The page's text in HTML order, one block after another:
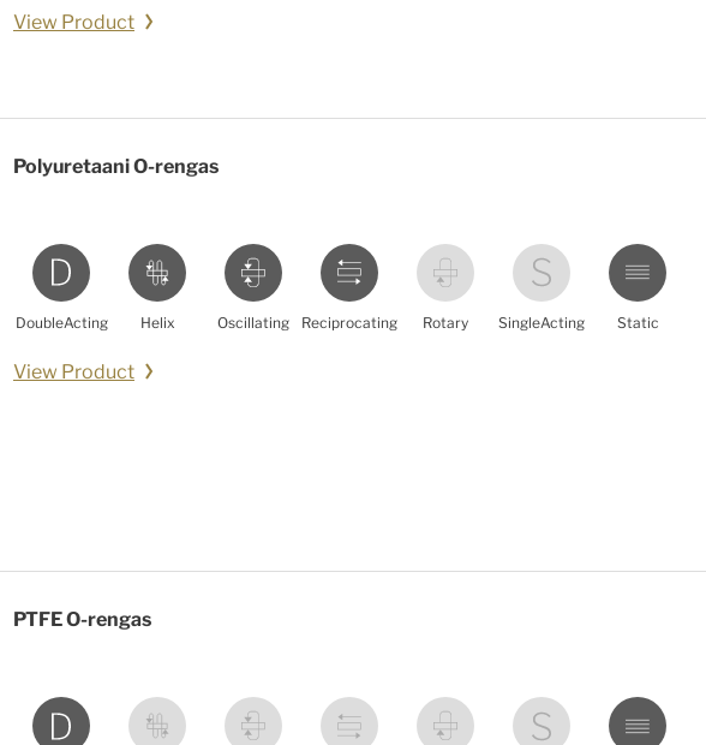
View Product
Polyuretaani O-rengas
DoubleActing Helix Oscillating Reciprocating Rotary SingleActing Static
View Product
PTFE O-rengas